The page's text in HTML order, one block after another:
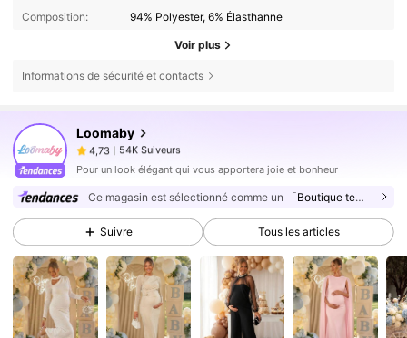
Composition:
94% Polyester, 6% Élasthanne
Voir plus
Informations de sécurité et contacts
Loomaby
4,73
54K Suiveurs
r***a est en train de naviguer
4,73
54K Suiveurs
4,73 54K Suiveurs
4,73 54K Suiveurs
4,73 54K Suiveurs
4,73 54K Suiveurs
4,73 54K Suiveurs
Pour un look élégant qui vous apportera joie et bonheur
Ce magasin est sélectionné comme un 「Boutique tendance」
Suivre Tous les articles